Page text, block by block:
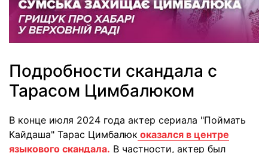
Подробности скандала с
Тарасом Цимбалюком
В конце июля 2024 года актер сериала "Поймать
Кайдаша" Тарас Цимбалюк оказался в центре
языкового скандала. В частности, актер был